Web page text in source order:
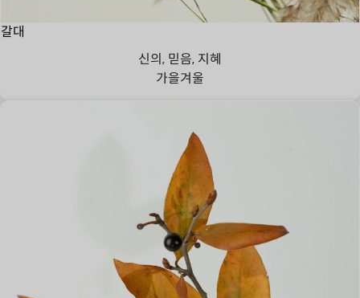
갈대
신의, 믿음, 지혜
가을겨울